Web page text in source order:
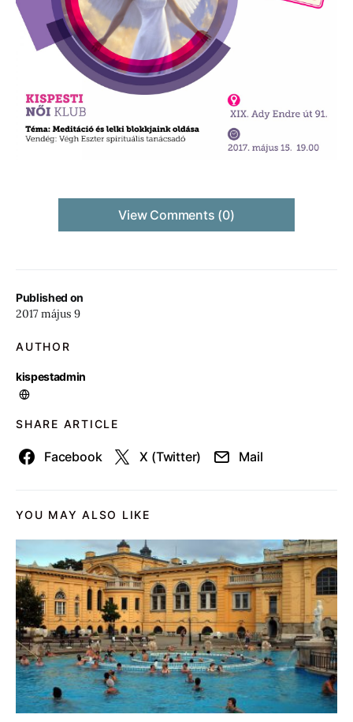
Published on
2017 május 9
AUTHOR
kispestadmin
SHARE ARTICLE
Facebook X (Twitter) Mail
View Comments (0)
YOU MAY ALSO LIKE